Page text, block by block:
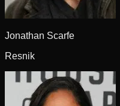
Jonathan Scarfe
Resnik